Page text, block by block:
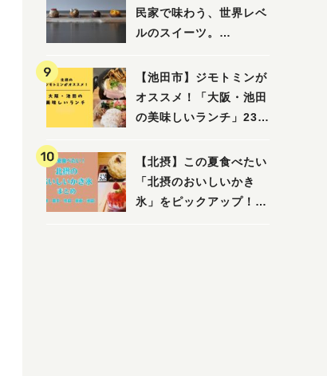
木・池田）
民家で味わう、世界レベ
ルのスイーツ。
月3日にオープン！（教
えたい/教えて）
【池田市】ジモトミンが
オススメ！「大阪・池田
の美味しいランチ」23
【北摂】この夏食べたい
「北摂のおいしいかき
氷」をピックアップ！